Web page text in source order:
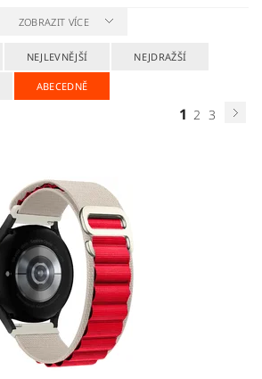
ZOBRAZIT VÍCE
NEJLEVNĚJŠÍ NEJDRAŽŠÍ
ABECEDNĚ
1 2 3